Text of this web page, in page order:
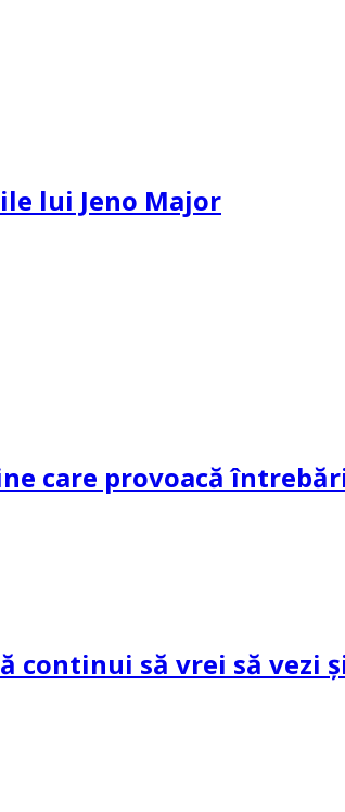
lui Jeno Major
care provoacă
să vrei să vezi